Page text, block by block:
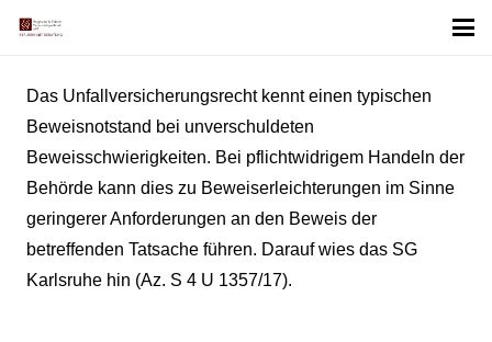
Das Unfallversicherungsrecht kennt einen typischen
Beweisnotstand bei unverschuldeten
Beweisschwierigkeiten. Bei pflichtwidrigem Handeln der
Behörde kann dies zu Beweiserleichterungen im Sinne
geringerer Anforderungen an den Beweis der
betreffenden Tatsache führen. Darauf wies das SG
Karlsruhe hin (Az. S 4 U 1357/17).